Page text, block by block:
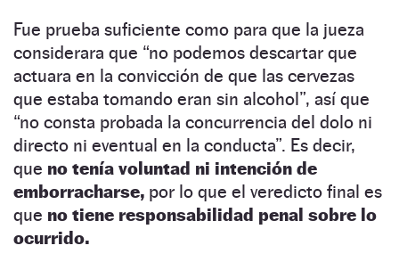
Fue prueba suficiente como para que la jueza
considerara que “no podemos descartar que
actuara en la convicción de que las cervezas
que estaba tomando eran sin alcohol”, así que
“no consta probada la concurrencia del dolo ni
directo ni eventual en la conducta”. Es decir,
que no tenía voluntad ni intención de
emborracharse, por lo que el veredicto final es
que no tiene responsabilidad penal sobre lo
ocurrido.